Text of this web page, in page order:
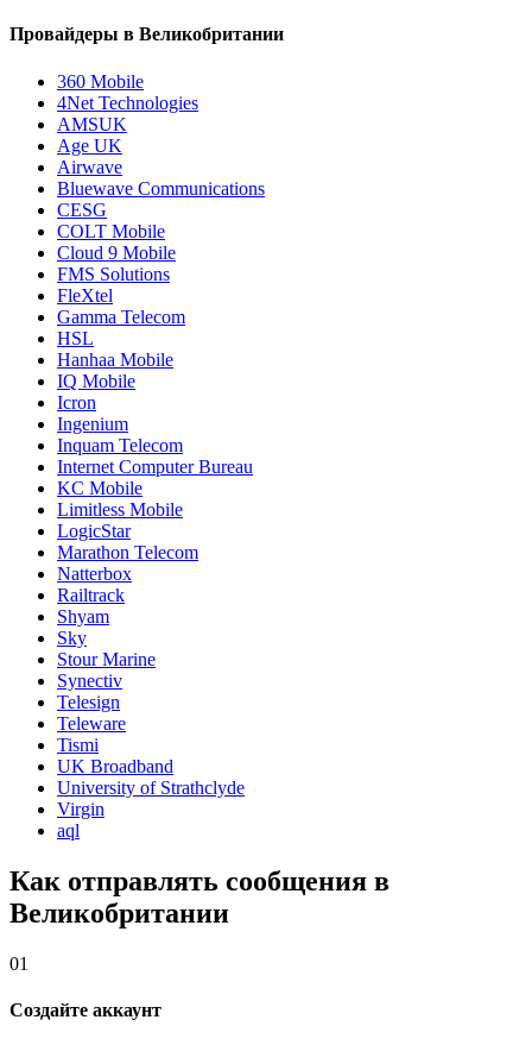
Провайдеры в Великобритании
360 Mobile
4Net Technologies
AMSUK
Age UK
Airwave
Bluewave Communications
CESG
COLT Mobile
Cloud 9 Mobile
FMS Solutions
FleXtel
Gamma Telecom
HSL
Hanhaa Mobile
IQ Mobile
Icron
Ingenium
Inquam Telecom
Internet Computer Bureau
KC Mobile
Limitless Mobile
LogicStar
Marathon Telecom
Natterbox
Railtrack
Shyam
Sky
Stour Marine
Synectiv
Telesign
Teleware
Tismi
UK Broadband
University of Strathclyde
Virgin
aql
Как отправлять сообщения в
Великобритании
01
Создайте аккаунт